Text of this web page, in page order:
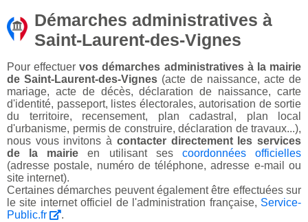
Démarches administratives à
Saint-Laurent-des-Vignes
Pour effectuervos démarches administratives à la mairie
de Saint-Laurent-des-Vignes (acte de naissance, acte de
mariage, acte de décès, déclaration de naissance, carte
d'identité, passeport, listes électorales, autorisation de sortie
du territoire, recensement, plan cadastral, plan local
d'urbanisme, permis de construire, déclaration de travaux...),
nous vous invitons à contacter directement les services
de la mairie en utilisant ses coordonnées officielles
(adresse postale, numéro de téléphone, adresse e-mail ou
site internet).
Certaines démarches peuvent également être effectuées sur
le site internet officiel de l'administration française, Service-
Public.fr
.